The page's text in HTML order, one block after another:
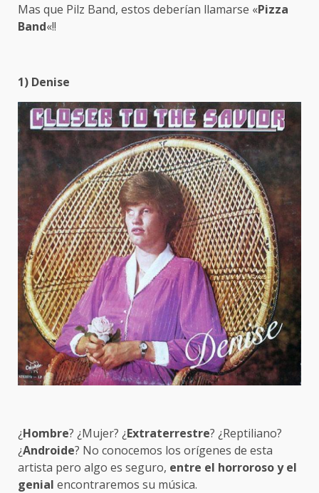
Mas que Pilz Band, estos deberían llamarse «Pizza
Band«!!
1) Denise
¿Hombre? ¿Mujer? ¿Extraterrestre? ¿Reptiliano?
¿Androide? No conocemos los orígenes de esta
artista pero algo es seguro, entre el horroroso y el
genial encontraremos su música.